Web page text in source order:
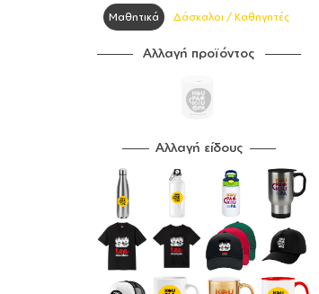
Μαθητικά Δάσκαλοι / Καθηγητές
Αλλαγή προϊόντος
Αλλαγή είδους